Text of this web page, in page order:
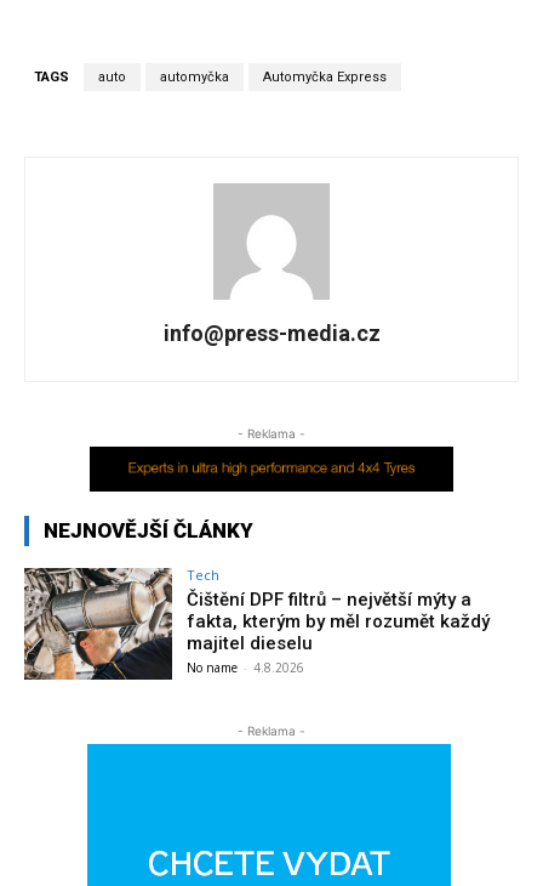
TAGS auto automyčka Automyčka Express
info@press-media.cz
- Reklama -
NEJNOVĚJŠÍ ČLÁNKY
Tech
Čištění DPF filtrů – největší mýty a
fakta, kterým by měl rozumět každý
majitel dieselu
No name - 4.8.2026
- Reklama -